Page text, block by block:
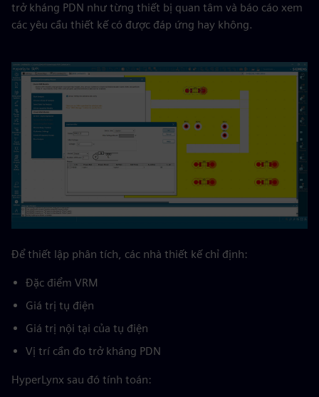
trở kháng PDN như từng thiết bị quan tâm và báo cáo xem
các yêu cầu thiết kế có được đáp ứng hay không.
Để thiết lập phân tích, các nhà thiết kế chỉ định:
Đặc điểm VRM
Giá trị tụ điện
Giá trị nội tại của tụ điện
Vị trí cần đo trở kháng PDN
HyperLynx sau đó tính toán: